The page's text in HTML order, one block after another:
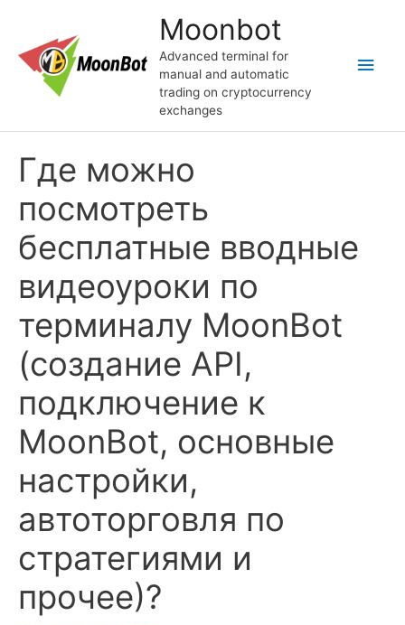
content
Moonbot
Advanced terminal for
manual and automatic
trading on cryptocurrency
exchanges
Main
Где можно
посмотреть
бесплатные вводные
видеоуроки по
терминалу MoonBot
(создание API,
подключение к
MoonBot, основные
настройки,
автоторговля по
стратегиями и
прочее)?